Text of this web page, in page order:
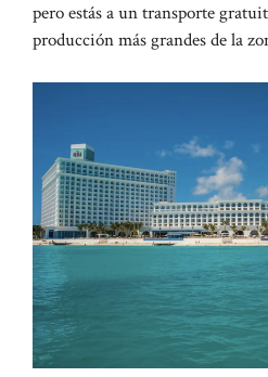
pero estás a un transporte
producción más grandes de la